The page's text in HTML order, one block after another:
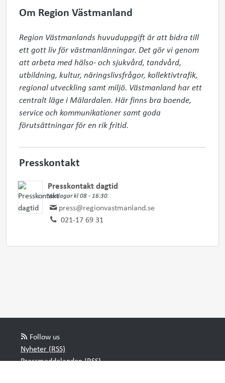
Om Region Västmanland
Region Västmanlands huvuduppgift är att bidra till
ett gott liv för västmanlänningar. Det gör vi genom
att arbeta med hälso- och sjukvård, tandvård,
utbildning, kultur, näringslivsfrågor, kollektivtrafik,
regional utveckling samt miljö. Västmanland har ett
centralt läge i Mälardalen. Här finns bra boende,
service och kommunikationer samt goda
förutsättningar för en rik fritid.
Presskontakt
Presskontakt dagtid
Vardagar kl 08 - 16:30.
press@regionvastmanland.se
021-17 69 31
Follow us
Nyheter (RSS)
Pressmeddelanden (RSS)